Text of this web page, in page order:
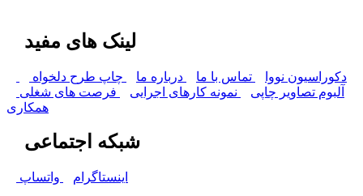
لینک های مفید
دکوراسیون نووا تماس با ما درباره ما
چاپ طرح دلخواه
آلبوم تصاویر چاپی
نمونه کارهای اجرایی
فرصت های شغلی
همکاری
شبکه اجتماعی
اینستاگرام واتساپ